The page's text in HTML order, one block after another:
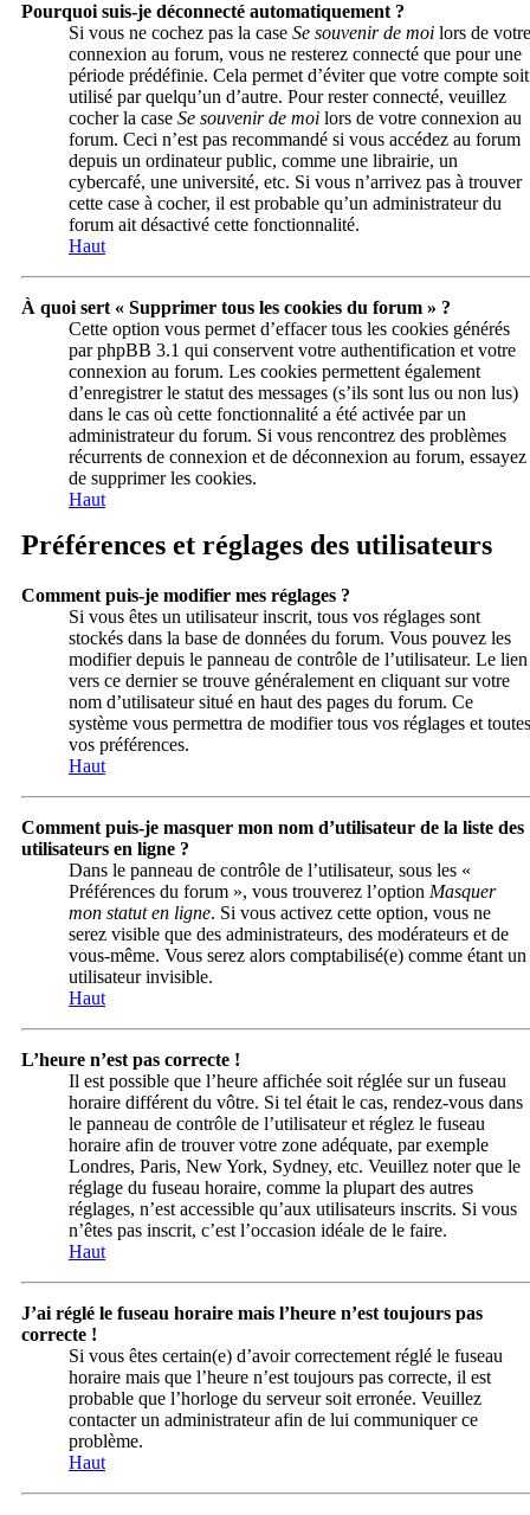
Pourquoi suis-je déconnecté automatiquement ?
Si vous ne cochez pas la case Se souvenir de moi lors de votre
connexion au forum, vous ne resterez connecté que pour une
période prédéfinie. Cela permet d’éviter que votre compte soit
utilisé par quelqu’un d’autre. Pour rester connecté, veuillez
cocher la case Se souvenir de moi lors de votre connexion au
forum. Ceci n’est pas recommandé si vous accédez au forum
depuis un ordinateur public, comme une librairie, un
cybercafé, une université, etc. Si vous n’arrivez pas à trouver
cette case à cocher, il est probable qu’un administrateur du
forum ait désactivé cette fonctionnalité.
Haut
À quoi sert « Supprimer tous les cookies du forum » ?
Cette option vous permet d’effacer tous les cookies générés
par phpBB 3.1 qui conservent votre authentification et votre
connexion au forum. Les cookies permettent également
d’enregistrer le statut des messages (s’ils sont lus ou non lus)
dans le cas où cette fonctionnalité a été activée par un
administrateur du forum. Si vous rencontrez des problèmes
récurrents de connexion et de déconnexion au forum, essayez
de supprimer les cookies.
Haut
Préférences et réglages des utilisateurs
Comment puis-je modifier mes réglages ?
Si vous êtes un utilisateur inscrit, tous vos réglages sont
stockés dans la base de données du forum. Vous pouvez les
modifier depuis le panneau de contrôle de l’utilisateur. Le lien
vers ce dernier se trouve généralement en cliquant sur votre
nom d’utilisateur situé en haut des pages du forum. Ce
système vous permettra de modifier tous vos réglages et toutes
vos préférences.
Haut
Comment puis-je masquer mon nom d’utilisateur de la liste des
utilisateurs en ligne ?
Dans le panneau de contrôle de l’utilisateur, sous les «
Préférences du forum », vous trouverez l’option Masquer
mon statut en ligne. Si vous activez cette option, vous ne
serez visible que des administrateurs, des modérateurs et de
vous-même. Vous serez alors comptabilisé(e) comme étant un
utilisateur invisible.
Haut
L’heure n’est pas correcte !
Il est possible que l’heure affichée soit réglée sur un fuseau
horaire différent du vôtre. Si tel était le cas, rendez-vous dans
le panneau de contrôle de l’utilisateur et réglez le fuseau
horaire afin de trouver votre zone adéquate, par exemple
Londres, Paris, New York, Sydney, etc. Veuillez noter que le
réglage du fuseau horaire, comme la plupart des autres
réglages, n’est accessible qu’aux utilisateurs inscrits. Si vous
n’êtes pas inscrit, c’est l’occasion idéale de le faire.
Haut
J’ai réglé le fuseau horaire mais l’heure n’est toujours pas
correcte !
Si vous êtes certain(e) d’avoir correctement réglé le fuseau
horaire mais que l’heure n’est toujours pas correcte, il est
probable que l’horloge du serveur soit erronée. Veuillez
contacter un administrateur afin de lui communiquer ce
problème.
Haut